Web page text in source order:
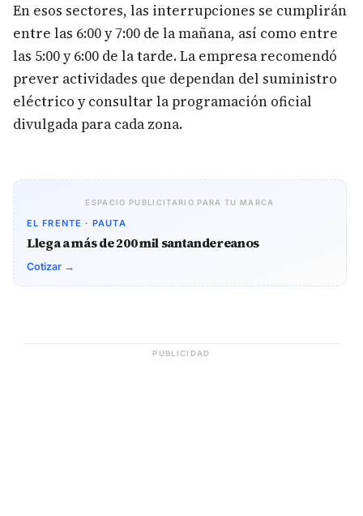
En esos sectores, las interrupciones se cumplirán
entre las 6:00 y 7:00 de la mañana, así como entre
las 5:00 y 6:00 de la tarde. La empresa recomendó
prever actividades que dependan del suministro
eléctrico y consultar la programación oficial
divulgada para cada zona.
ESPACIO PUBLICITARIO PARA TU MARCA
EL FRENTE · PAUTA
Llega a más de 200 mil santandereanos
Cotizar →
PUBLICIDAD